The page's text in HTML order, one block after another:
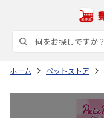
ホーム ペットストア